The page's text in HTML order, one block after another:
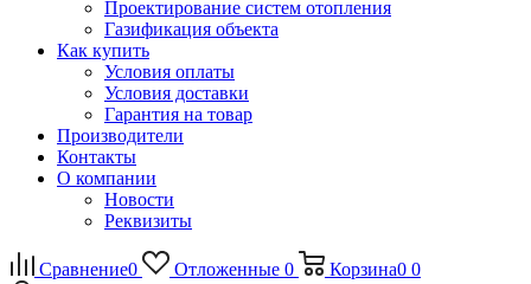
Проектирование систем отопления
Газификация объекта
Как купить
Условия оплаты
Условия доставки
Гарантия на товар
Производители
Контакты
О компании
Новости
Реквизиты
Сравнение0 Отложенные 0 Корзина0 0